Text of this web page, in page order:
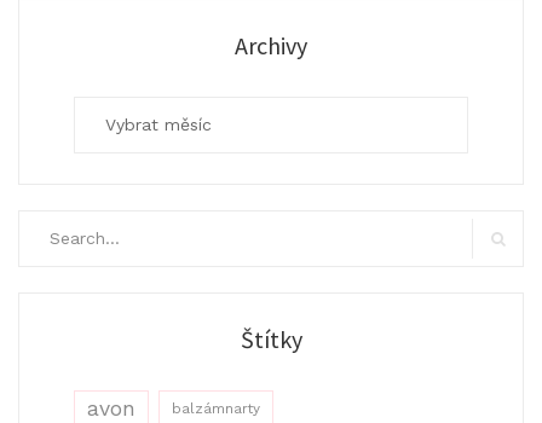
Archivy
Štítky
avon balzámnarty